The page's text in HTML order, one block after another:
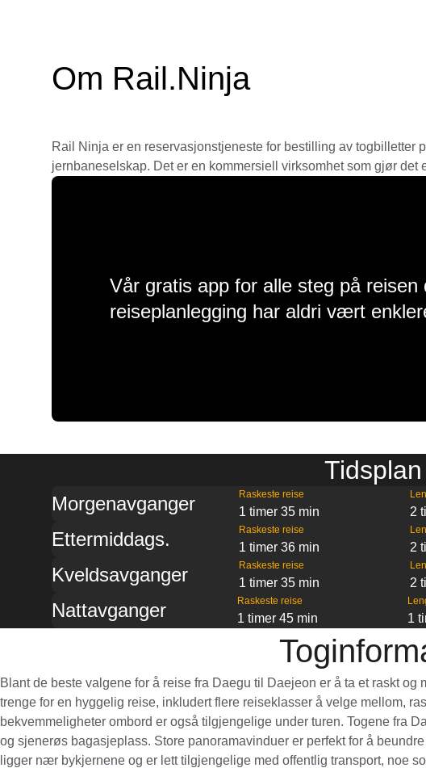
Om Rail.Ninja
Rail Ninja er en reservasjons­tjeneste for bestilling av togbilletter
jernbaneselskap. Det er en kommersiell virksomhet som gjør det
Vår gratis app for alle steg på
reiseplanlegging har aldri vært
Morgenavganger Raskeste reise
1 timer 35 min 2
Ettermiddags. Raskeste reise
1 timer 36 min 2
Kveldsavganger Raskeste reise
1 timer 35 min 2
Nattavganger Raskeste reise
1 timer 45 min 1
Blant de beste valgene for å reise fra Daegu til Daejeon er å ta et raskt
trenge for en hyggelig reise, inkludert flere reiseklasser å velge mellom,
bekvemmeligheter ombord er også tilgjengelige under turen. Togene fra
og sjenerøs bagasjeplass. Store panoramavinduer er perfekt for å
ligger nær bykjernene og er lett tilgjengelige med offentlig transport, noe